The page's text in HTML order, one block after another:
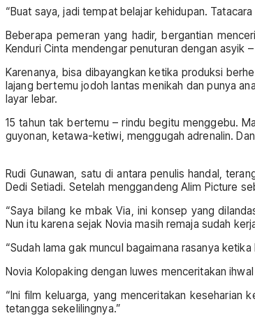
“Buat saya, jadi tempat belajar kehidupan.
Beberapa pemeran yang hadir, bergantian
Kenduri Cinta mendengar penuturan dengan asyik
Karenanya, bisa dibayangkan ketika produksi
lajang bertemu jodoh lantas menikah dan punya
layar lebar.
15 tahun tak bertemu – rindu begitu menggebu.
guyonan, ketawa-ketiwi, menggugah adrenalin.
Rudi Gunawan, satu di antara penulis handal,
Dedi Setiadi. Setelah menggandeng Alim Picture
“Saya bilang ke mbak Via, ini konsep yang
Nun itu karena sejak Novia masih remaja sudah
“Sudah lama gak muncul bagaimana rasanya
Novia Kolopaking dengan luwes menceritakan
“Ini film keluarga, yang menceritakan keseharian
tetangga sekelilingnya.”